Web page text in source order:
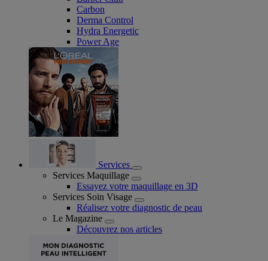
Carbon
Derma Control
Hydra Energetic
Power Age
Services
Services Maquillage
Essayez votre maquillage en 3D
Services Soin Visage
Réalisez votre diagnostic de peau
Le Magazine
Découvrez nos articles